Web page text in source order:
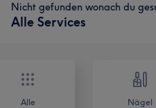
Nicht gefunden wonach du
Alle Services
Alle Nägel